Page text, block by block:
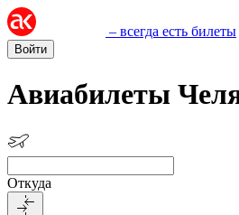
– всегда есть билеты
Войти
Авиабилеты
Откуда